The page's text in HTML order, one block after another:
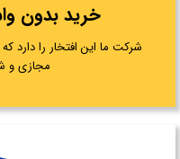
خرید بدون
شرکت ما این افتخار را دارد
مجازی و